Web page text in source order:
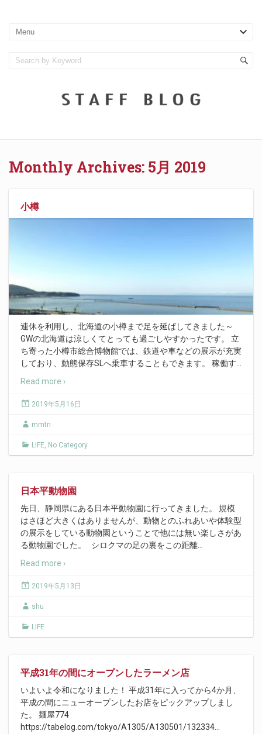
Monthly Archives: 5月 2019
小樽
連休を利用し、北海道の小樽まで足を延ばしてきました～
GWの北海道は涼しくてとっても過ごしやすかったです。 立
ち寄った小樽市総合博物館では、鉄道や車などの展示が充実
しており、動態保存SLへ乗車することもできます。 稼働す
Read more ›
2019年5月16日
mmtn
LIFE, No Category
日本平動物園
先日、静岡県にある日本平動物園に行ってきました。 規模
はさほど大きくはありませんが、動物とのふれあいや体験型
の展示をしている動物園ということで他には無い楽しさがあ
る動物園でした。 シロクマの足の裏をこの距離
Read more ›
2019年5月13日
shu
LIFE
平成31年の間にオープンしたラーメン店
いよいよ令和になりました！ 平成31年に入ってから4か月、
平成の間にニューオープンしたお店をピックアップしまし
た。 麺屋774
https://tabelog.com/tokyo/A1305/A130501/132334